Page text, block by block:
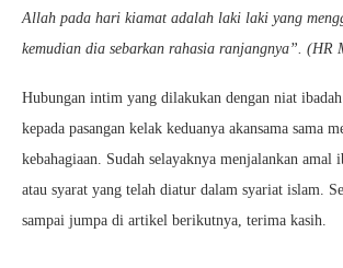
Allah pada hari kiamat adalah laki laki yang
kemudian dia sebarkan rahasia ranjangnya”. (HR
Hubungan intim yang dilakukan dengan niat
kepada pasangan kelak keduanya akansama sama
kebahagiaan. Sudah selayaknya menjalankan amal
atau syarat yang telah diatur dalam syariat islam.
sampai jumpa di artikel berikutnya, terima kasih.